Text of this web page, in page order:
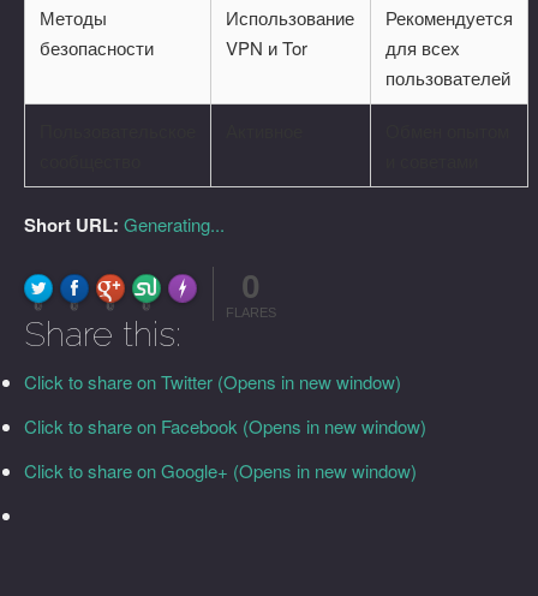
Методы
безопасности
Использование
VPN и Tor
Рекомендуется
для всех
пользователей
Short URL: Generating...
0 0 0 0
Made with FLARE
0
FLARES
Share this:
Click to share on Twitter (Opens in new window)
Click to share on Facebook (Opens in new window)
Click to share on Google+ (Opens in new window)